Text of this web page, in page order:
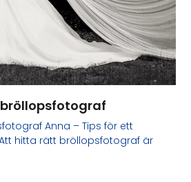
Anna – Tips för ett
hitta rätt bröllopsfotograf är